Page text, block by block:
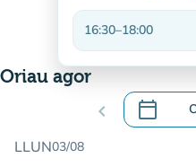
16:30–18:00
Oriau agor
chevron_left calendar_today
.Agor y
LLUN03/08